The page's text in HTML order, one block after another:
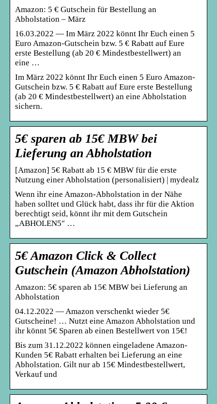
Amazon: 5 € Gutschein für Bestellung an
Abholstation – März
16.03.2022 — Im März 2022 könnt Ihr Euch einen 5
Euro Amazon-Gutschein bzw. 5 € Rabatt auf Eure
erste Bestellung (ab 20 € Mindestbestellwert) an
eine …
Im März 2022 könnt Ihr Euch einen 5 Euro Amazon-
Gutschein bzw. 5 € Rabatt auf Eure erste Bestellung
(ab 20 € Mindestbestellwert) an eine Abholstation
sichern.
5€ sparen ab 15€ MBW bei
Lieferung an Abholstation
[Amazon] 5€ Rabatt ab 15 € MBW für die erste
Nutzung einer Abholstation (personalisiert) | mydealz
Wenn ihr eine Amazon-Abholstation in der Nähe
haben solltet und Glück habt, dass ihr für die Aktion
berechtigt seid, könnt ihr mit dem Gutschein
„ABHOLEN5″ …
5€ Amazon Click & Collect
Gutschein (Amazon Abholstation)
Amazon: 5€ sparen ab 15€ MBW bei Lieferung an
Abholstation
04.12.2022 — Amazon verschenkt wieder 5€
Gutscheine! … Nutzt eine Amazon Abholstation und
ihr könnt 5€ Sparen ab einen Bestellwert von 15€!
Bis zum 31.12.2022 können eingeladene Amazon-
Kunden 5€ Rabatt erhalten bei Lieferung an eine
Abholstation. Gilt nur ab 15€ Mindestbestellwert,
Verkauf und